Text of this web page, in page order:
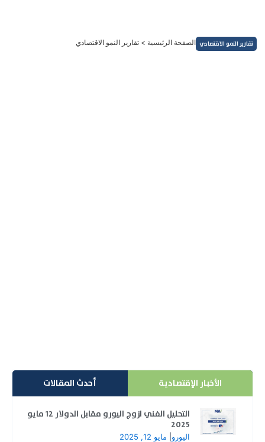
المحتوى
تقارير النمو الاقتصادي الصفحة الرئيسية > تقارير النمو الاقتصادي
الأخبار الإقتصادية أحدث المقالات
التحليل الفني لزوج اليورو مقابل الدولار 12 مايو
2025
اليورو مايو 12, 2025